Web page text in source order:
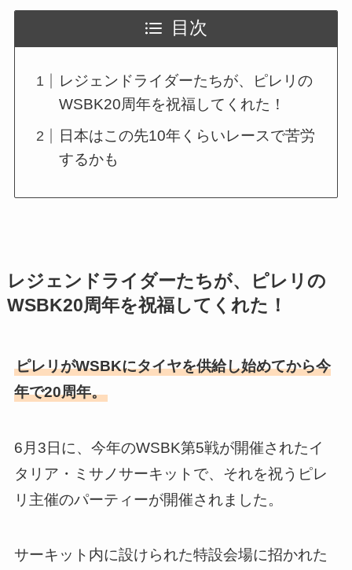
目次
レジェンドライダーたちが、ピレリの
WSBK20周年を祝福してくれた！
日本はこの先10年くらいレースで苦労
するかも
レジェンドライダーたちが、ピレリの
WSBK20周年を祝福してくれた！
ピレリがWSBKにタイヤを供給し始めてから今
年で20周年。
6月3日に、今年のWSBK第5戦が開催されたイ
タリア・ミサノサーキットで、それを祝うピレ
リ主催のパーティーが開催されました。
サーキット内に設けられた特設会場に招かれた